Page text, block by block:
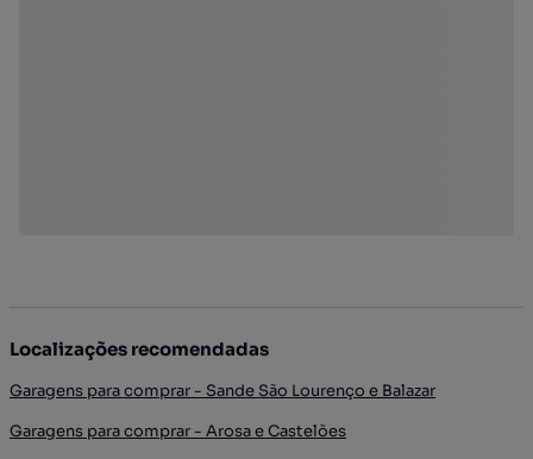
Localizações recomendadas
Garagens para comprar - Sande São Lourenço e Balazar
Garagens para comprar - Arosa e Castelões